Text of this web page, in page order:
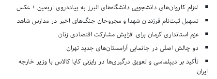
اعزام کاروان‌های دانشجویی دانشگاه‌های البرز به پیاده‌روی اربعین + عکس
تسهیل ثبت‌نام فرزندان شهدا و مجروحان جنگ‌های اخیر در مدارس شاهد
عزم استانداری کرمان برای افزایش مشارکت اقتصادی زنان
دو چالش اصلی در جانمایی آرامستان‌های جدید تهران
تأکید بر دیپلماسی و تعویق درگیری‌ها در رایزنی کایا کالاس با وزیر خارجه
ایران